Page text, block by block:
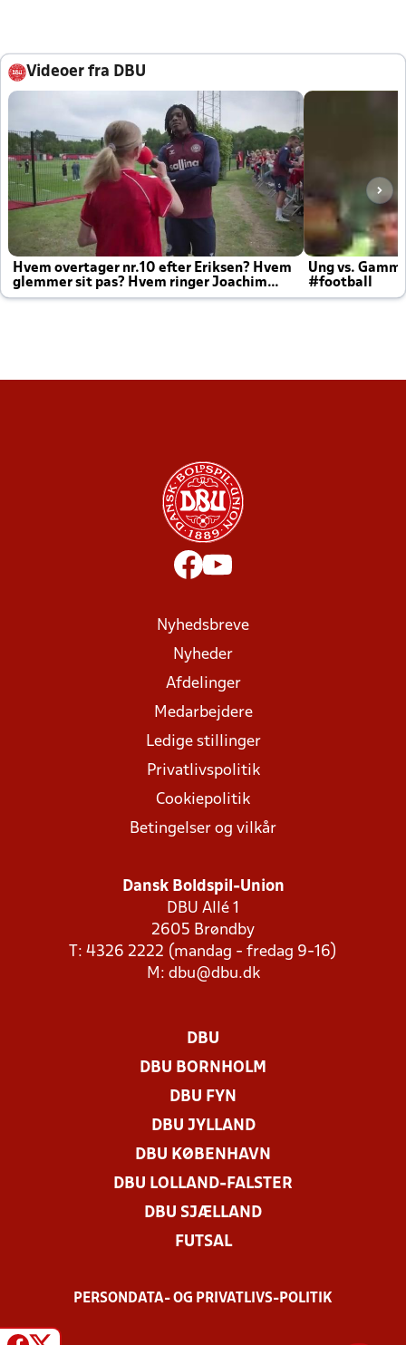
Videoer fra DBU
Hvem overtager nr.10 efter Eriksen? Hvem
glemmer sit pas? Hvem ringer Joachim
altid til efter kampe?
Ung vs.
#football
Nyhedsbreve
Nyheder
Afdelinger
Medarbejdere
Ledige stillinger
Privatlivspolitik
Cookiepolitik
Betingelser og vilkår
Dansk Boldspil-Union
DBU Allé 1
2605 Brøndby
T: 4326 2222 (mandag - fredag 9-16)
M: dbu@dbu.dk
DBU
DBU BORNHOLM
DBU FYN
DBU JYLLAND
DBU KØBENHAVN
DBU LOLLAND-FALSTER
DBU SJÆLLAND
FUTSAL
PERSONDATA- OG PRIVATLIVS-POLITIK